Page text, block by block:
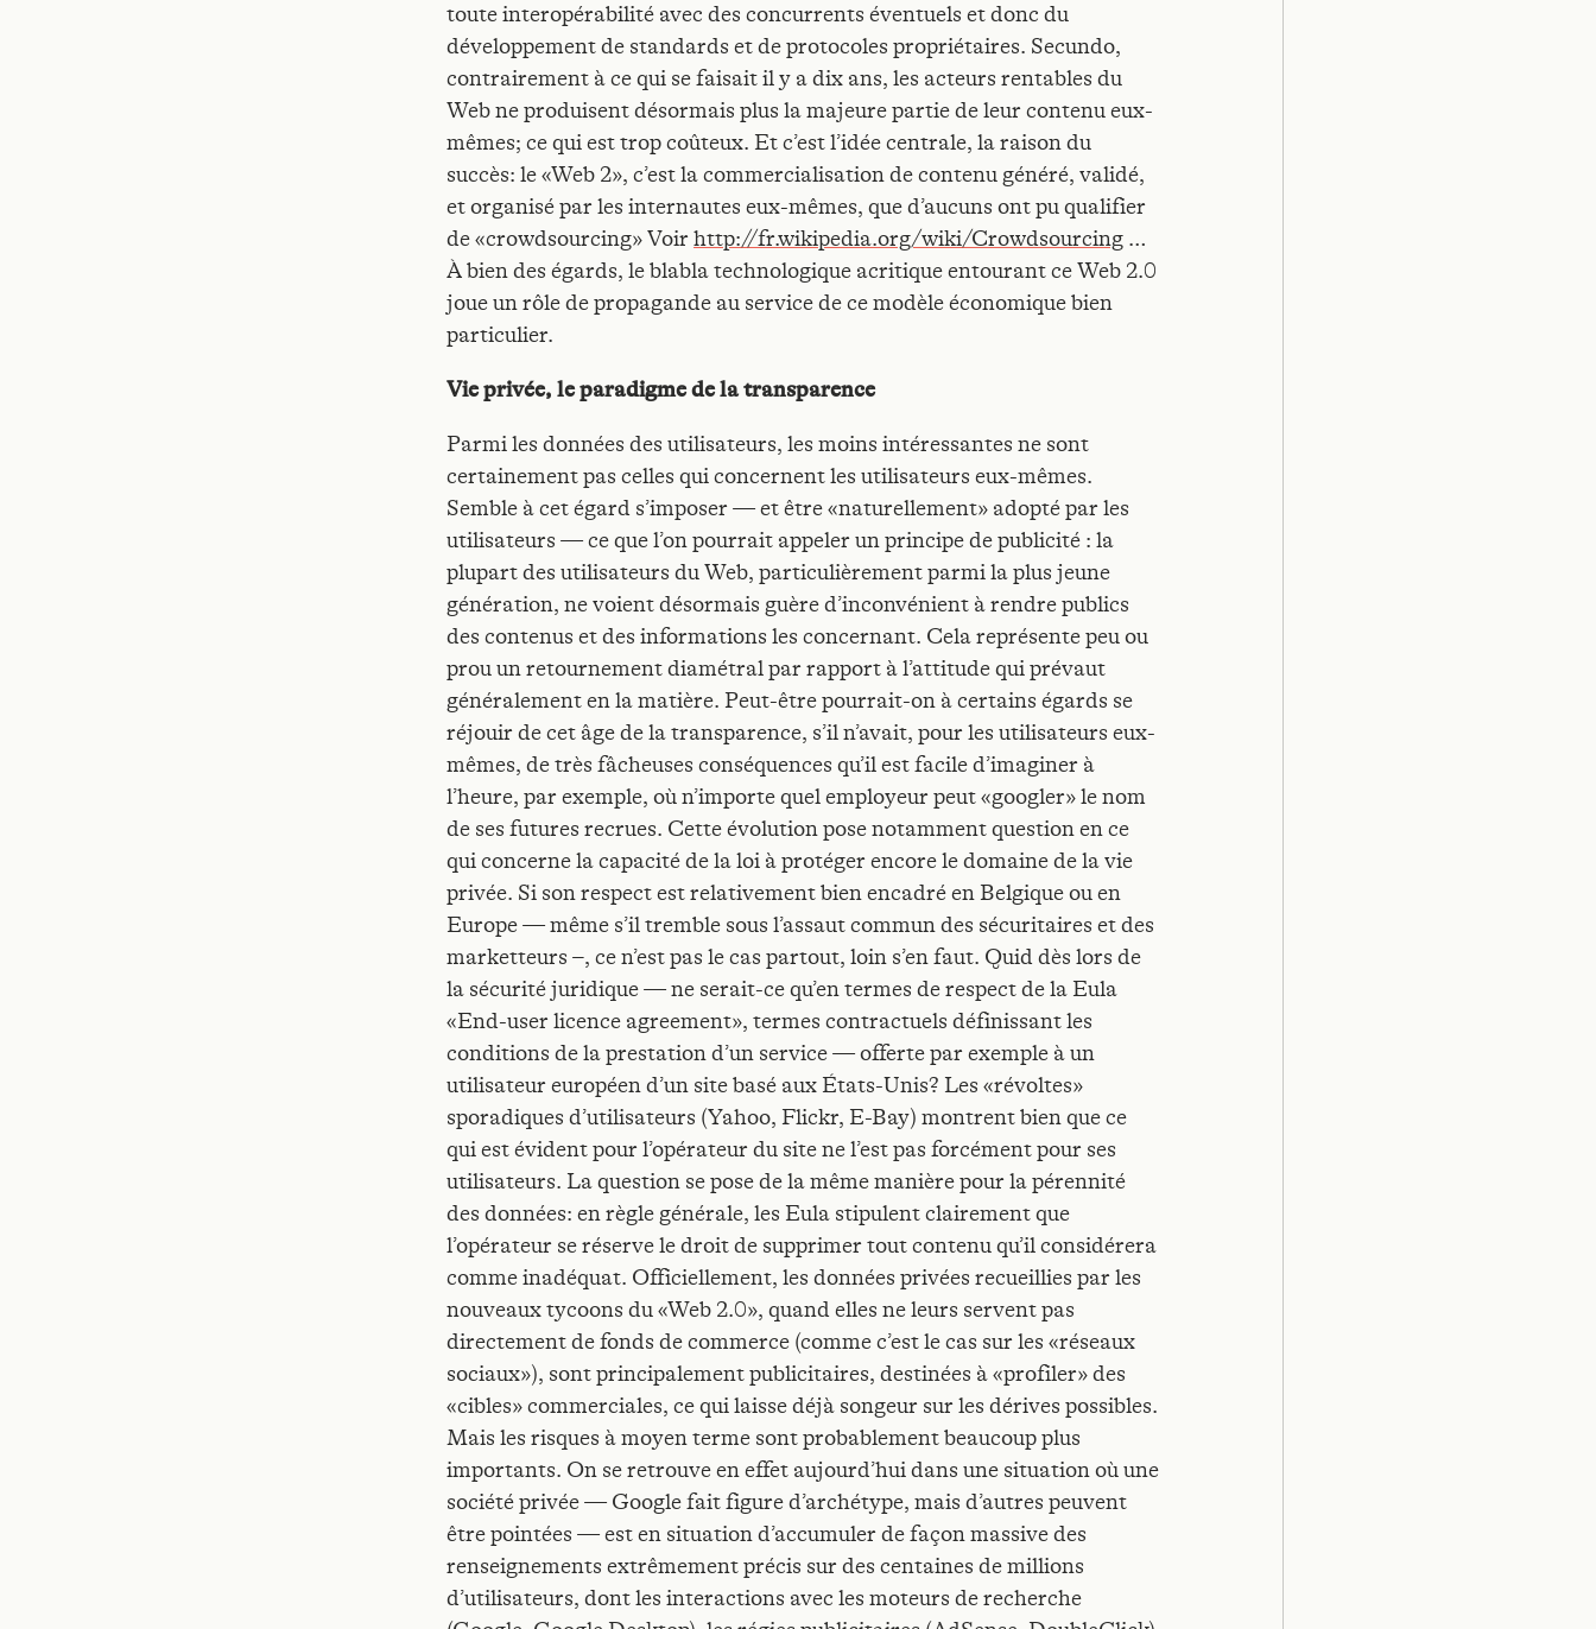
toute interopérabilité avec des concurrents éventuels et donc du
développement de standards et de protocoles propriétaires. Secundo,
contrairement à ce qui se faisait il y a dix ans, les acteurs rentables du
Web ne produisent désormais plus la majeure partie de leur contenu eux-
mêmes; ce qui est trop coûteux. Et c’est l’idée centrale, la raison du
succès: le «Web 2», c’est la commercialisation de contenu généré, validé,
et organisé par les internautes eux-mêmes, que d’aucuns ont pu qualifier
de «crowdsourcing» Voirhttp://fr.wikipedia.org/wiki/Crowdsourcing …
À bien des égards, le blabla technologique acritique entourant ce Web 2.0
joue un rôle de propagande au service de ce modèle économique bien
particulier.
Vie privée, le paradigme de la transparence
Parmi les données des utilisateurs, les moins intéressantes ne sont
certainement pas celles qui concernent les utilisateurs eux-mêmes.
Semble à cet égard s’imposer — et être «naturellement» adopté par les
utilisateurs — ce que l’on pourrait appeler un principe de publicité : la
plupart des utilisateurs du Web, particulièrement parmi la plus jeune
génération, ne voient désormais guère d’inconvénient à rendre publics
des contenus et des informations les concernant. Cela représente peu ou
prou un retournement diamétral par rapport à l’attitude qui prévaut
généralement en la matière. Peut-être pourrait-on à certains égards se
réjouir de cet âge de la transparence, s’il n’avait, pour les utilisateurs eux-
mêmes, de très fâcheuses conséquences qu’il est facile d’imaginer à
l’heure, par exemple, où n’importe quel employeur peut «googler» le nom
de ses futures recrues. Cette évolution pose notamment question en ce
qui concerne la capacité de la loi à protéger encore le domaine de la vie
privée. Si son respect est relativement bien encadré en Belgique ou en
Europe — même s’il tremble sous l’assaut commun des sécuritaires et des
marketteurs –, ce n’est pas le cas partout, loin s’en faut. Quid dès lors de
la sécurité juridique — ne serait-ce qu’en termes de respect de la Eula
«End-user licence agreement», termes contractuels définissant les
conditions de la prestation d’un service — offerte par exemple à un
utilisateur européen d’un site basé aux États-Unis? Les «révoltes»
sporadiques d’utilisateurs (Yahoo, Flickr, E-Bay) montrent bien que ce
qui est évident pour l’opérateur du site ne l’est pas forcément pour ses
utilisateurs. La question se pose de la même manière pour la pérennité
des données: en règle générale, les Eula stipulent clairement que
l’opérateur se réserve le droit de supprimer tout contenu qu’il considérera
comme inadéquat. Officiellement, les données privées recueillies par les
nouveaux tycoons du «Web 2.0», quand elles ne leurs servent pas
directement de fonds de commerce (comme c’est le cas sur les «réseaux
sociaux»), sont principalement publicitaires, destinées à «profiler» des
«cibles» commerciales, ce qui laisse déjà songeur sur les dérives possibles.
Mais les risques à moyen terme sont probablement beaucoup plus
importants. On se retrouve en effet aujourd’hui dans une situation où une
société privée — Google fait figure d’archétype, mais d’autres peuvent
être pointées — est en situation d’accumuler de façon massive des
renseignements extrêmement précis sur des centaines de millions
d’utilisateurs, dont les interactions avec les moteurs de recherche